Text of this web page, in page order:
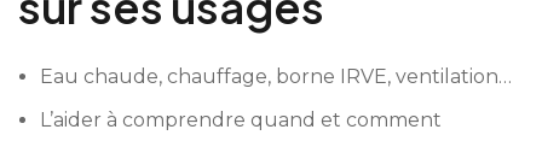
Eau chaude, chauffage, borne IRVE, ventilation…
L’aider à comprendre quand et comment